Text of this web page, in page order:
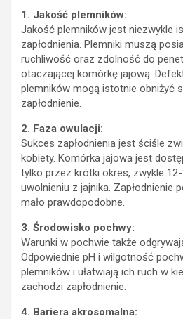
1. Jakość plemników:
Jakość plemników jest niezwykle
zapłodnienia. Plemniki muszą
ruchliwość oraz zdolność do
otaczającej komórkę jajową.
plemników mogą istotnie obniżyć
zapłodnienie.
2. Faza owulacji:
Sukces zapłodnienia jest ściśle
kobiety. Komórka jajowa jest
tylko przez krótki okres, zwykle
uwolnieniu z jajnika. Zapłodnienie
mało prawdopodobne.
3. Środowisko pochwy:
Warunki w pochwie także
Odpowiednie pH i wilgotność
plemników i ułatwiają ich ruch w
zachodzi zapłodnienie.
4. Bariera akrosomalna: